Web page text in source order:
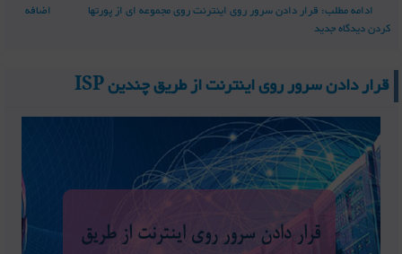
ادامه مطلب: قرار دادن سرور روی اینترنت روی مجموعه ای از پورتها
اضافه
کردن دیدگاه جدید
قرار دادن سرور روی اینترنت از طریق چندین ISP